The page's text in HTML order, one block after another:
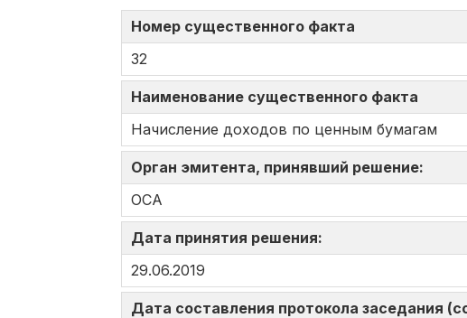
Номер существенного факта
32
Наименование существенного факта
Начисление доходов по ценным бумагам
Орган эмитента, принявший решение:
ОСА
Дата принятия решения:
29.06.2019
Дата составления протокола заседания